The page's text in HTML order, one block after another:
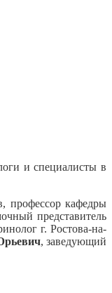
и специалисты в
профессор кафедры
представитель
г. Ростова-на-
, заведующий